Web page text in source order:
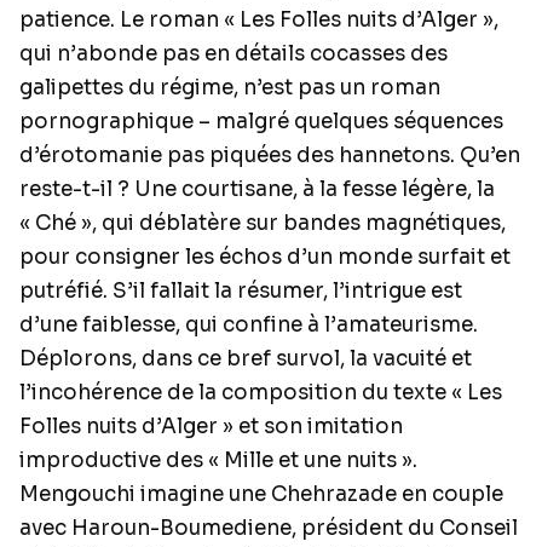
patience. Le roman « Les Folles nuits d’Alger »,
qui n’abonde pas en détails cocasses des
galipettes du régime, n’est pas un roman
pornographique – malgré quelques séquences
d’érotomanie pas piquées des hannetons. Qu’en
reste-t-il ? Une courtisane, à la fesse légère, la
« Ché », qui déblatère sur bandes magnétiques,
pour consigner les échos d’un monde surfait et
putréfié. S’il fallait la résumer, l’intrigue est
d’une faiblesse, qui confine à l’amateurisme.
Déplorons, dans ce bref survol, la vacuité et
l’incohérence de la composition du texte « Les
Folles nuits d’Alger » et son imitation
improductive des « Mille et une nuits ».
Mengouchi imagine une Chehrazade en couple
avec Haroun-Boumediene, président du Conseil